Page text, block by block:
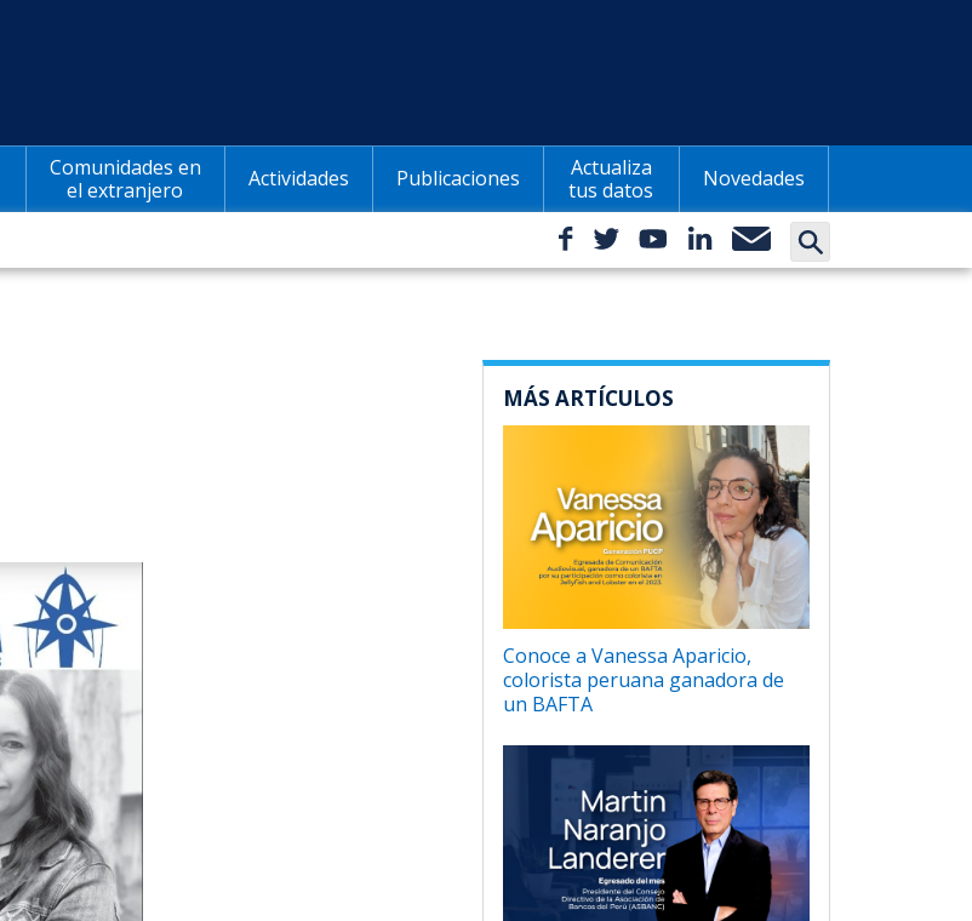
Comunidades en
el extranjero
Actividades Publicaciones
Actualiza
tus datos
Novedades
MÁS ARTÍCULOS
Conoce a Vanessa Aparicio,
colorista peruana ganadora de
un BAFTA